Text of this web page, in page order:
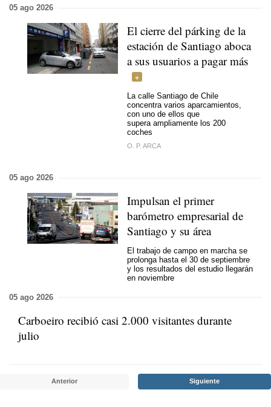
05 ago 2026
El cierre del párking de la
estación de Santiago aboca
a sus usuarios a pagar más
La calle Santiago de Chile
concentra varios aparcamientos,
con uno de ellos que
supera ampliamente los 200
coches
O. P. ARCA
05 ago 2026
Impulsan el primer
barómetro empresarial de
Santiago y su área
El trabajo de campo en marcha se
prolonga hasta el 30 de septiembre
y los resultados del estudio llegarán
en noviembre
05 ago 2026
Carboeiro recibió casi 2.000 visitantes durante
julio
Anterior Siguiente